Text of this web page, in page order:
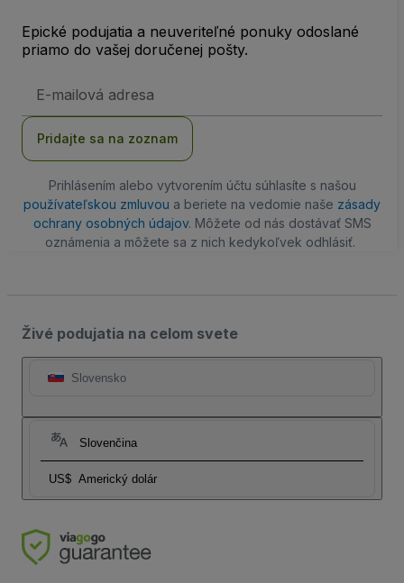
Epické podujatia a neuveriteľné ponuky odoslané
priamo do vašej doručenej pošty.
mailová
Pridajte sa na zoznam
Prihlásením alebo vytvorením účtu súhlasíte s našou
používateľskou zmluvou a beriete na vedomie naše zásady
ochrany osobných údajov. Môžete od nás dostávať SMS
oznámenia a môžete sa z nich kedykoľvek odhlásiť.
Živé podujatia na celom svete
Slovensko
Slovenčina
US$ Americký dolár